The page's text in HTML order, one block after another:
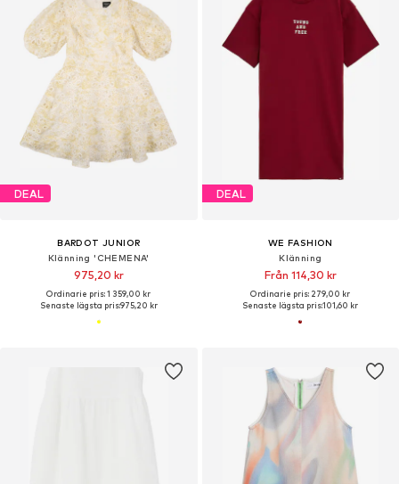
DEAL
BARDOT JUNIOR
Klänning 'CHEMENA'
975,20 kr
Ordinarie pris: 1 359,00 kr
Senaste lägsta pris:975,20 kr
DEAL
WE FASHION
Klänning
Från 114,30 kr
Ordinarie pris: 279,00 kr
Senaste lägsta pris:101,60 kr